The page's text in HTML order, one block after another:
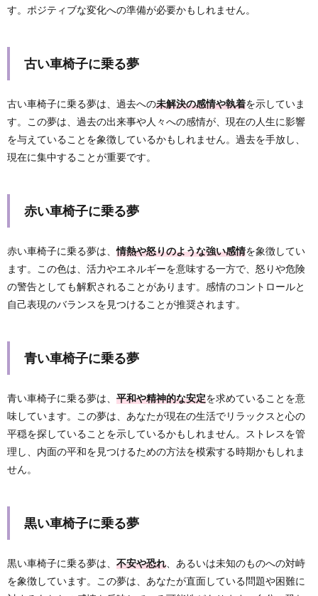
す。ポジティブな変化への準備が必要かもしれません。
古い車椅子に乗る夢
古い車椅子に乗る夢は、過去への未解決の感情や執着を示していま
す。この夢は、過去の出来事や人々への感情が、現在の人生に影響
を与えていることを象徴しているかもしれません。過去を手放し、
現在に集中することが重要です。
赤い車椅子に乗る夢
赤い車椅子に乗る夢は、情熱や怒りのような強い感情を象徴してい
ます。この色は、活力やエネルギーを意味する一方で、怒りや危険
の警告としても解釈されることがあります。感情のコントロールと
自己表現のバランスを見つけることが推奨されます。
青い車椅子に乗る夢
青い車椅子に乗る夢は、 平和や精神的な安定を求めていることを意
味しています。この夢は、あなたが現在の生活でリラックスと心の
平穏を探していることを示しているかもしれません。ストレスを管
理し、内面の平和を見つけるための方法を模索する時期かもしれま
せん。
黒い車椅子に乗る夢
黒い車椅子に乗る夢は、 不安や恐れ 、あるいは未知のものへの対峙
を象徴しています。この夢は、あなたが直面している問題や困難に